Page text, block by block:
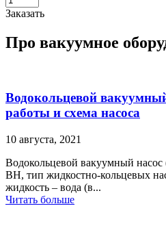
Заказать
Про вакуумное
Водокольцевой
работы и схема насоса
10 августа, 2021
Водокольцевой вакуумный
ВН, тип жидкостно-кольцевых
жидкость – вода (в...
Читать больше